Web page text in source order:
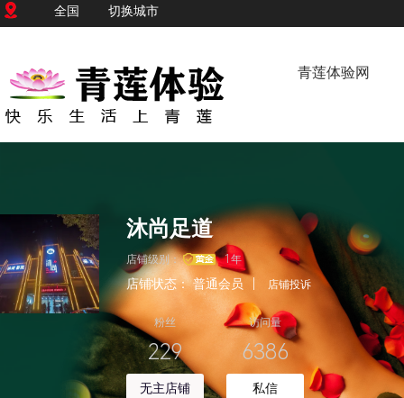
全国 切换城市
青莲体验网
沐尚足道
店铺级别： 1年
店铺状态：普通会员 店铺投诉
粉丝
229
无主店铺
访问量
6386
私信